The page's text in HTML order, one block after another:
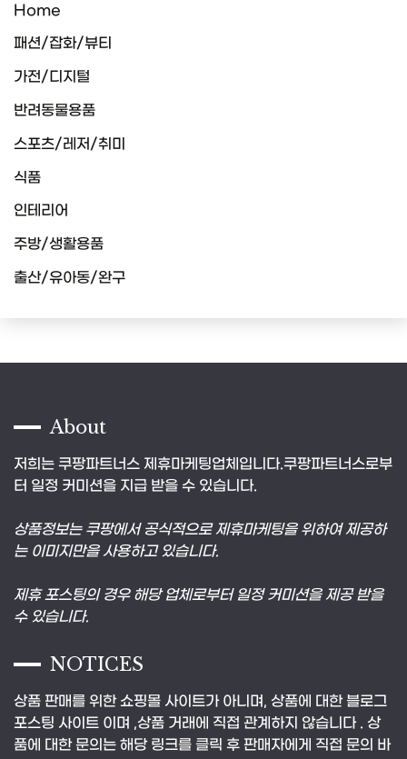
Home
패션/잡화/뷰티
가전/디지털
반려동물용품
스포츠/레저/취미
식품
인테리어
주방/생활용품
출산/유아동/완구
About
저희는 쿠팡파트너스 제휴마케팅업체입니다.쿠팡파트너스로부
터 일정 커미션을 지급 받을 수 있습니다.
상품정보는 쿠팡에서 공식적으로 제휴마케팅을 위하여 제공하
는 이미지만을 사용하고 있습니다.
제휴 포스팅의 경우 해당 업체로부터 일정 커미션을 제공 받을
수 있습니다.
NOTICES
상품 판매를 위한 쇼핑몰 사이트가 아니며, 상품에 대한 블로그
포스팅 사이트 이며 ,상품 거래에 직접 관계하지 않습니다 . 상
품에 대한 문의는 해당 링크를 클릭 후 판매자에게 직접 문의 바